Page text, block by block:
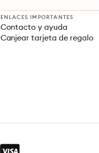
ENLACES IMPORTANTES
Contacto y ayuda
Canjear tarjeta de regalo